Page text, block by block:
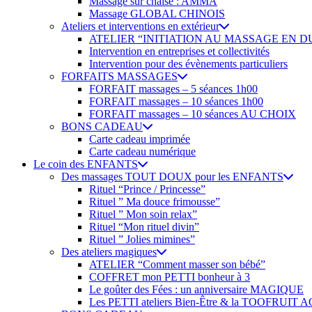
Massage GLOBAL CHINOIS
Ateliers et interventions en extérieur
ATELIER “INITIATION AU MASSAGE EN
Intervention en entreprises et collectivités
Intervention pour des évènements particuliers
FORFAITS MASSAGES
FORFAIT massages – 5 séances 1h00
FORFAIT massages – 10 séances 1h00
FORFAIT massages – 10 séances AU CHOIX
BONS CADEAU
Carte cadeau imprimée
Carte cadeau numérique
Le coin des ENFANTS
Des massages TOUT DOUX pour les ENFANTS
Rituel “Prince / Princesse”
Rituel ” Ma douce frimousse”
Rituel ” Mon soin relax”
Rituel “Mon rituel divin”
Rituel ” Jolies mimines”
Des ateliers magiques
ATELIER “Comment masser son bébé”
COFFRET mon PETTI bonheur à 3
Le goûter des Fées : un anniversaire MAGIQUE
Les PETTI ateliers Bien-Être & la TOOFRUIT